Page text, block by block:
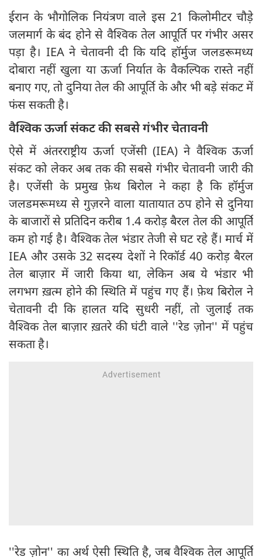
ईरान के भौगोलिक नियंत्रण वाले इस 21 किलोमीटर चौड़े
जलमार्ग के बंद होने से वैश्विक तेल आपूर्ति पर गंभीर असर
पड़ा है। IEA ने चेतावनी दी कि यदि हॉर्मुज जलडरूमध्य
दोबारा नहीं खुला या ऊर्जा निर्यात के वैकल्पिक रास्ते नहीं
बनाए गए, तो दुनिया तेल की आपूर्ति के और भी बड़े संकट में
फंस सकती है।
वैश्विक ऊर्जा संकट की सबसे गंभीर चेतावनी
ऐसे में अंतरराष्ट्रीय ऊर्जा एजेंसी (IEA) ने वैश्विक ऊर्जा
संकट को लेकर अब तक की सबसे गंभीर चेतावनी जारी की
है। एजेंसी के प्रमुख फ़ेथ बिरोल ने कहा है कि हॉर्मुज
जलडमरूमध्य से गुज़रने वाला यातायात ठप होने से दुनिया
के बाजारों से प्रतिदिन करीब 1.4 करोड़ बैरल तेल की आपूर्ति
कम हो गई है। वैश्विक तेल भंडार तेजी से घट रहे हैं। मार्च में
IEA और उसके 32 सदस्य देशों ने रिकॉर्ड 40 करोड़ बैरल
तेल बाज़ार में जारी किया था, लेकिन अब ये भंडार भी
लगभग ख़त्म होने की स्थिति में पहुंच गए हैं। फ़ेथ बिरोल ने
चेतावनी दी कि हालत यदि सुधरी नहीं, तो जुलाई तक
वैश्विक तेल बाज़ार ख़तरे की घंटी वाले ''रेड ज़ोन'' में पहुंच
सकता है।
''रेड ज़ोन'' का अर्थ ऐसी स्थिति है, जब वैश्विक तेल आपूर्ति